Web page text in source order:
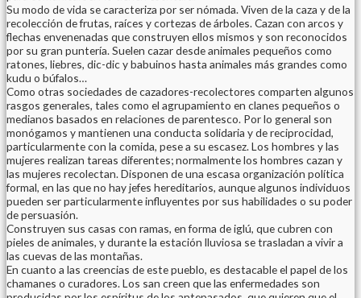
Su modo de vida se caracteriza por ser nómada. Viven de la caza y de la
recolección de frutas, raíces y cortezas de árboles. Cazan con arcos y
flechas envenenadas que construyen ellos mismos y son reconocidos
por su gran puntería. Suelen cazar desde animales pequeños como
ratones, liebres, dic-dic y babuinos hasta animales más grandes como
kudu o búfalos…
Como otras sociedades de cazadores-recolectores comparten algunos
rasgos generales, tales como el agrupamiento en clanes pequeños o
medianos basados en relaciones de parentesco. Por lo general son
monógamos y mantienen una conducta solidaria y de reciprocidad,
particularmente con la comida, pese a su escasez. Los hombres y las
mujeres realizan tareas diferentes; normalmente los hombres cazan y
las mujeres recolectan. Disponen de una escasa organización política
formal, en las que no hay jefes hereditarios, aunque algunos individuos
pueden ser particularmente influyentes por sus habilidades o su poder
de persuasión.
Construyen sus casas con ramas, en forma de iglú, que cubren con
pieles de animales, y durante la estación lluviosa se trasladan a vivir a
las cuevas de las montañas.
En cuanto a las creencias de este pueblo, es destacable el papel de los
chamanes o curadores. Los san creen que las enfermedades son